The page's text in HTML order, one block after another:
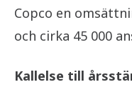
Copco en
och cirka 45 000
Kallelse till